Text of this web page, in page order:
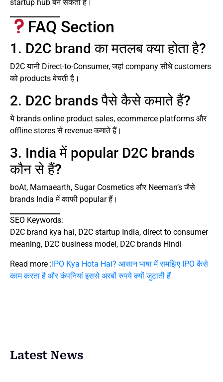
startup hub बन सकता है।
FAQ Section
1. D2C brand का मतलब क्या होता है?
D2C यानी Direct-to-Consumer, जहां company सीधे customers
को products बेचती है।
2. D2C brands पैसे कैसे कमाते हैं?
ये brands online product sales, ecommerce platforms और
offline stores से revenue कमाते हैं।
3. India में popular D2C brands
कौन से हैं?
boAt, Mamaearth, Sugar Cosmetics और Neeman’s जैसे
brands India में काफी popular हैं।
SEO Keywords:
D2C brand kya hai, D2C startup India, direct to consumer
meaning, D2C business model, D2C brands Hindi
Read more :IPO Kya Hota Hai? आसान भाषा में समझिए IPO कैसे
काम करता है और कंपनियां इससे अरबों रुपये क्यों जुटाती हैं
Latest News